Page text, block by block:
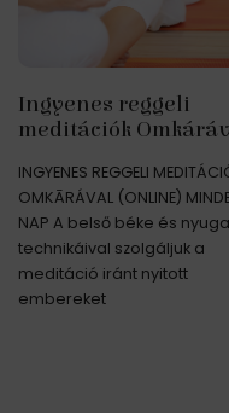
Ingyenes reggeli
meditációk
INGYENES REGGELI
OMKĀRÁVAL (ONLINE)
NAP A belső béke és
technikáival szolgáljuk a
meditáció iránt nyitott
embereket